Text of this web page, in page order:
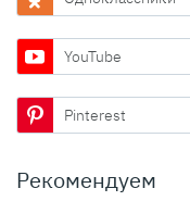
YouTube
Pinterest
Рекомендуем